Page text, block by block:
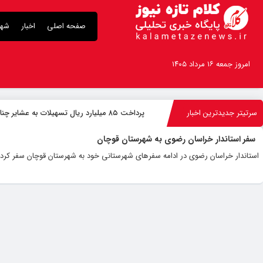
صفحه اصلی اخبار
امروز جمعه ۱۶ مرداد ۱۴۰۵
سرتیتر جدیدترین اخبار پرداخت ۸۵ میلیارد ریال تسهیلات به عشایر چناران
سفر استاندار خراسان رضوی به شهرستان قوچان
استاندار خراسان رضوی در ادامه سفر‌های شهرستانی خود به شهرستان قوچان سفر